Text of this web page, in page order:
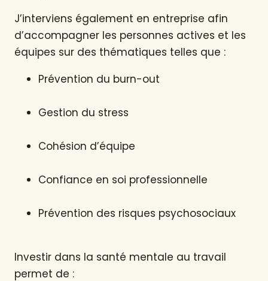
J’interviens également en entreprise afin
d’accompagner les personnes actives et les
équipes sur des thématiques telles que :
Prévention du burn-out
Gestion du stress
Cohésion d’équipe
Confiance en soi professionnelle
Prévention des risques psychosociaux
Investir dans la santé mentale au travail
permet de :